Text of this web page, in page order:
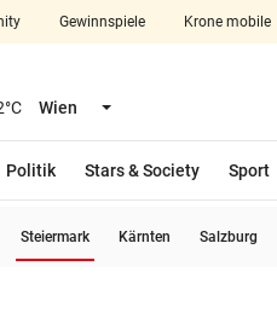
auswählen
Gewinnspiele Krone mobile
Wien Menü aufklappen
Politik
Stars & Society Sport
Steiermark Kärnten Salzburg